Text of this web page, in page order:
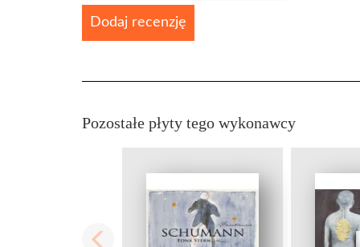
Dodaj recenzję
Pozostałe płyty tego wykonawcy